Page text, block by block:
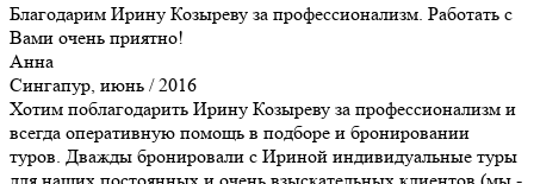
Благодарим Ирину Козыреву за профессионализм. Работать с
Вами очень приятно!
Анна
Сингапур, июнь / 2016
Хотим поблагодарить Ирину Козыреву за профессионализм и
всегда оперативную помощь в подборе и бронировании
туров. Дважды бронировали с Ириной индивидуальные туры